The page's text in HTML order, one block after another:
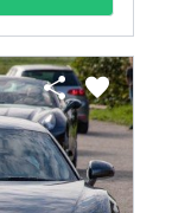
share favorite